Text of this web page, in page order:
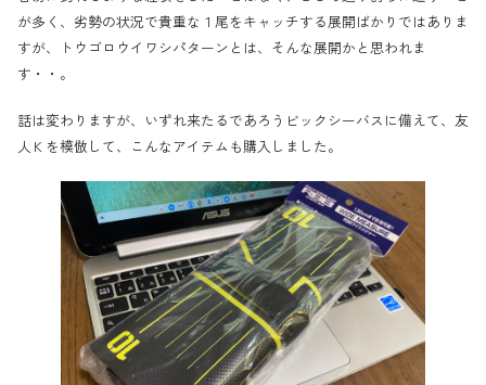
が多く、劣勢の状況で貴重な１尾をキャッチする展開ばかりではありま
すが、トウゴロウイワシパターンとは、そんな展開かと思われま
す・・。
話は変わりますが、いずれ来たるであろうビックシーバスに備えて、友
人Ｋを模倣して、こんなアイテムも購入しました。